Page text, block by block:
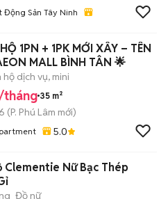
Động Sản Tây Ninh
1PN + 1PK MỚI XÂY – TÊN
MALL BÌNH TÂN 🌟
hộ dịch vụ, mini
35 m²
(P. Phú Lâm mới)
5.0
Clementie Nữ Bạc Thép
Đồ nữ